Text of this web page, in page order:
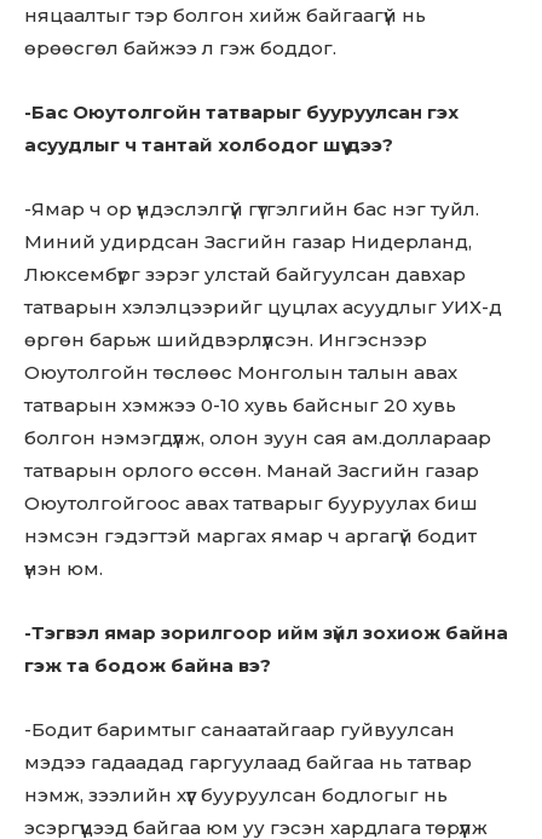
няцаалтыг тэр болгон хийж байгаагүй нь
өрөөсгөл байжээ л гэж боддог.
-Бас Оюутолгойн татварыг бууруулсан гэх
асуудлыг ч тантай холбодог шүү дээ?
-Ямар ч ор үндэслэлгүй гүтгэлгийн бас нэг туйл.
Миний удирдсан Засгийн газар Нидерланд,
Люксембүрг зэрэг улстай байгуулсан давхар
татварын хэлэлцээрийг цуцлах асуудлыг УИХ-д
өргөн барьж шийдвэрлүүлсэн. Ингэснээр
Оюутолгойн төслөөс Монголын талын авах
татварын хэмжээ 0-10 хувь байсныг 20 хувь
болгон нэмэгдүүлж, олон зуун сая ам.доллараар
татварын орлого өссөн. Манай Засгийн газар
Оюутолгойгоос авах татварыг бууруулах биш
нэмсэн гэдэгтэй маргах ямар ч аргагүй бодит
үнэн юм.
-Тэгвэл ямар зорилгоор ийм зүйл зохиож байна
гэж та бодож байна вэ?
-Бодит баримтыг санаатайгаар гуйвуулсан
мэдээ гадаадад гаргуулаад байгаа нь татвар
нэмж, зээлийн хүүг бууруулсан бодлогыг нь
эсэргүүцээд байгаа юм уу гэсэн хардлага төрүүлж